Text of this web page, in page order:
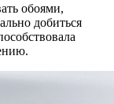
обоями,
добиться